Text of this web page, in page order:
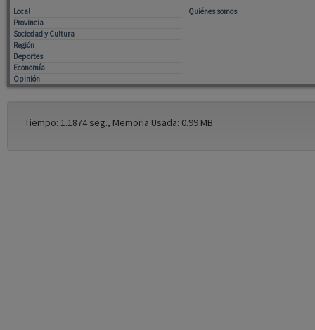
Local
Provincia
Sociedad y Cultura
Región
Deportes
Economía
Opinión
Quiénes somos
Tiempo: 1.1874 seg., Memoria Usada: 0.99 MB